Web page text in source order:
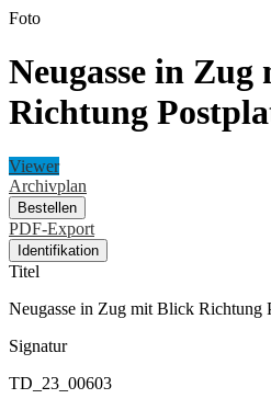
Foto
Neugasse in
Richtung
Viewer
Archivplan
Bestellen
PDF-Export
Identifikation
Titel
Neugasse in Zug mit Blick Richtung
Signatur
TD_23_00603